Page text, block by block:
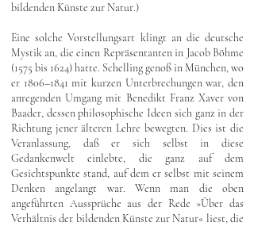
bildenden Künste zur Natur.)
Eine solche Vorstellungsart klingt an die deutsche
Mystik an, die einen Repräsentanten in Jacob Böhme
(1575 bis 1624) hatte. Schelling genoß in München, wo
er 1806–1841 mit kurzen Unterbrechungen war, den
anregenden Umgang mit Benedikt Franz Xaver von
Baader, dessen philosophische Ideen sich ganz in der
Richtung jener älteren Lehre bewegten. Dies ist die
Veranlassung, daß er sich selbst in diese
Gedankenwelt einlebte, die ganz auf dem
Gesichtspunkte stand, auf dem er selbst mit seinem
Denken angelangt war. Wenn man die oben
angeführten Aussprüche aus der Rede »Über das
Verhältnis der bildenden Künste zur Natur« liest, die